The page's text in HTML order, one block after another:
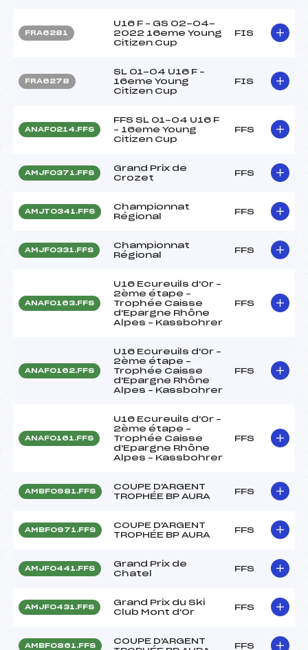
FRA6281
U16 F – GS 02-04-
2022 16eme Young
Citizen Cup
FIS
FRA6278
SL 01-04 U16 F –
16eme Young
Citizen Cup
FIS
ANAF0214.FFS
FFS SL 01-04 U16 F
– 16eme Young
Citizen Cup
FFS
AMJF0371.FFS
Grand Prix de
Crozet
FFS
AMJT0341.FFS
Championnat
Régional
FFS
AMJF0331.FFS
Championnat
Régional
FFS
ANAF0163.FFS
U16 Ecureuils d'Or –
2ème étape –
Trophée Caisse
d'Epargne Rhône
Alpes – Kassbohrer
FFS
ANAF0162.FFS
U16 Ecureuils d'Or –
2ème étape –
Trophée Caisse
d'Epargne Rhône
Alpes – Kassbohrer
FFS
ANAF0161.FFS
U16 Ecureuils d'Or –
2ème étape –
Trophée Caisse
d'Epargne Rhône
Alpes – Kassbohrer
FFS
AMBF0981.FFS
COUPE D'ARGENT
TROPHÉE BP AURA
FFS
AMBF0971.FFS
COUPE D'ARGENT
TROPHÉE BP AURA
FFS
AMJF0441.FFS
Grand Prix de
Chatel
FFS
AMJF0431.FFS
Grand Prix du Ski
Club Mont d'Or
FFS
AMBF0861.FFS
COUPE D'ARGENT
FFS